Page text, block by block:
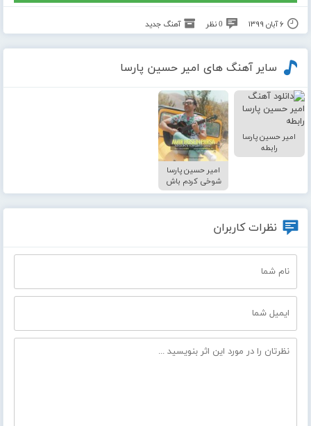
۶ آبان ۱۳۹۹ 0 نظر آهنگ جدید
سایر آهنگ های امیر حسین پارسا
امیر حسین پارسا
رابطه
امیر حسین پارسا
شوخی کردم باش
نظرات کاربران